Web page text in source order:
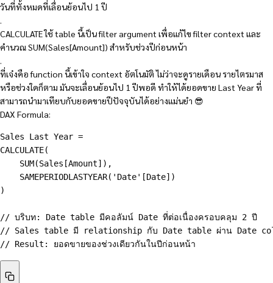
วันที่ทั้งหมดที่เลื่อนย้อนไป 1 ปี
.
CALCULATE ใช้ table นี้เป็น filter argument เพื่อแก้ไข filter context และ
คำนวณ SUM(Sales[Amount]) สำหรับช่วงปีก่อนหน้า
.
ที่เจ๋งคือ function นี้เข้าใจ context อัตโนมัติ ไม่ว่าจะดูรายเดือน รายไตรมาส
หรือช่วงใดก็ตาม มันจะเลื่อนย้อนไป 1 ปีพอดี ทำให้ได้ยอดขาย Last Year ที่
สามารถนำมาเทียบกับยอดขายปีปัจจุบันได้อย่างแม่นยำ 😎
DAX Formula:
Sales Last Year =
CALCULATE(
    SUM(Sales[Amount]),
SAMEPERIODLASTYEAR( 'Date'[Date] )
)
// บริบท: Date table มีคอลัมน์ Date ที่ต่อเนื่องครอบคลุม 2 ปี
// Sales table มี relationship กับ Date table ผ่าน Date
// Result: ยอดขายของช่วงเดียวกันในปีก่อนหน้า